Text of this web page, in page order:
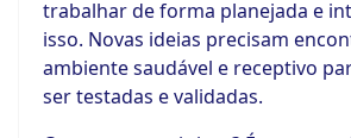
trabalhar de forma planejada e
isso. Novas ideias precisam
ambiente saudável e receptivo
ser testadas e validadas.